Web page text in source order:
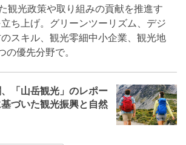
観光政策や取り組みの貢献を推進す
ち上げ。グリーンツーリズム、デジ
スキル、観光零細中小企業、観光地
の優先分野で。
「山岳観光」のレポー
基づいた観光振興と自然